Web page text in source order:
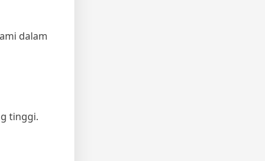
dalam
tinggi.